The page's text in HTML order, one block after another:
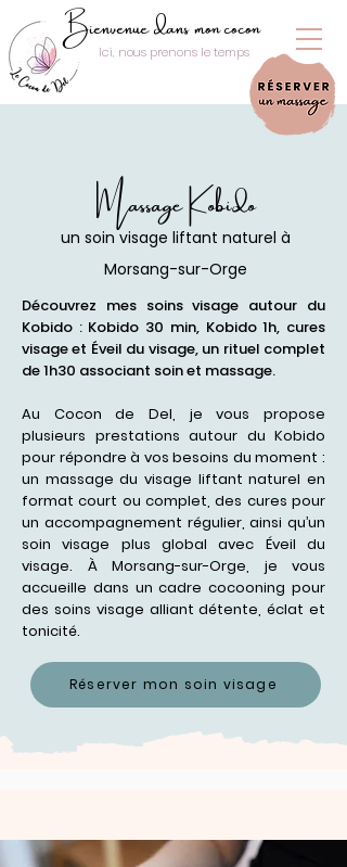
Bienvenue dans mon cocon
Ici, nous prenons le temps
Massage Kobido
un soin visage liftant naturel à
Morsang-sur-Orge
Découvrez mes soins visage autour du
Kobido : Kobido 30 min, Kobido 1h, cures
visage et Éveil du visage, un rituel complet
de 1h30 associant soin et massage.
Au Cocon de Del, je vous propose
plusieurs prestations autour du Kobido
pour répondre à vos besoins du moment :
un massage du visage liftant naturel en
format court ou complet, des cures pour
un accompagnement régulier, ainsi qu’un
soin visage plus global avec Éveil du
visage. À Morsang-sur-Orge, je vous
accueille dans un cadre cocooning pour
des soins visage alliant détente, éclat et
tonicité.
Réserver mon soin visage